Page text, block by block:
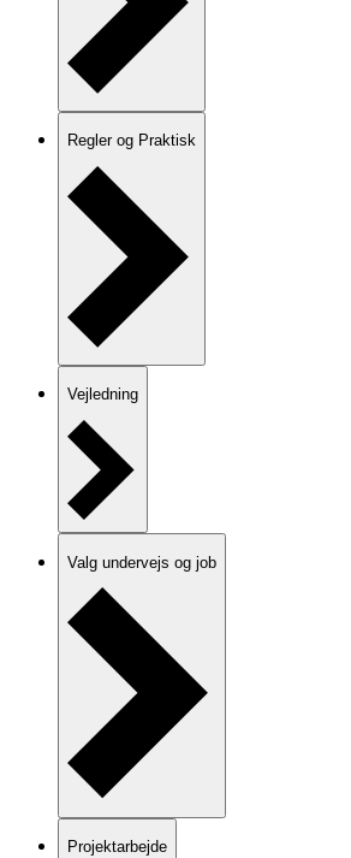
Regler og Praktisk
Vejledning
Valg undervejs og job
Projektarbejde